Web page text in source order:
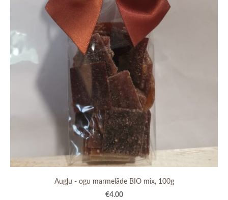
Augļu - ogu marmelāde BIO mix, 100g
€4.00